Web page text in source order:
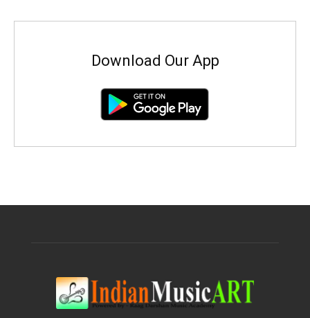
Download Our App